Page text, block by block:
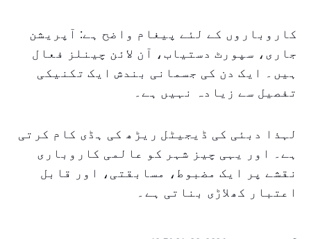
کاروباروں کے لئے پیغام واضح ہے: آپریشن
جاری، سپورٹ دستیاب، آن لائن چینلز فعال
ہیں۔ ایک دن کی جسمانی بندش ایک تکنیکی
تفصیل سے زیادہ نہیں ہے۔
لہذا دبئی کی ڈیجیٹل ریڑھ کی ہڈی کام کرتی
ہے۔ اور یہی چیز شہر کو عالمی کاروباری
نقشے پر ایک مضبوط، مسابقتی، اور قابل
اعتبار کھلاڑی بناتی ہے۔